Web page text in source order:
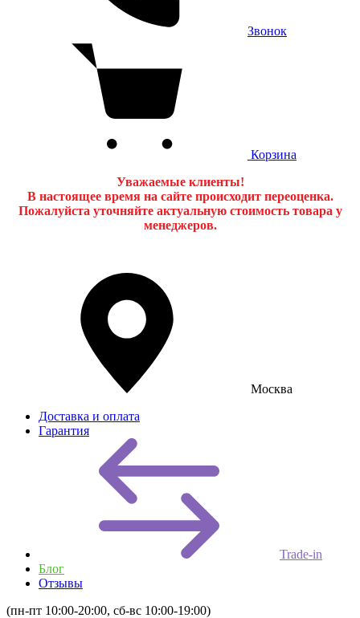
Звонок
Корзина
Уважаемые клиенты!
В настоящее время на сайте происходит переоценка.
Пожалуйста уточняйте актуальную стоимость товара у
менеджеров.
Москва
Доставка и оплата
Гарантия
Trade-in
Блог
Отзывы
(пн-пт 10:00-20:00, сб-вс 10:00-19:00)